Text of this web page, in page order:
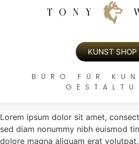
KUNST SHOP
BÜRO FÜR
THE FUTURE OF
Lorem ipsum dolor sit amet,
sed diam nonummy nibh euismod
dolore magna aliquam erat